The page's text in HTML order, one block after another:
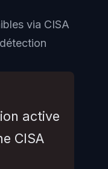
via CISA
active
CISA